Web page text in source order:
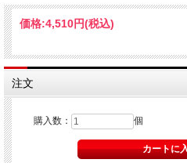
価格:4,510円(税込)
注文
購入数： 個